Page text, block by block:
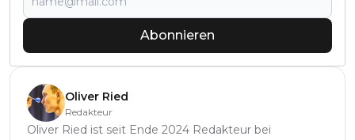
Abonnieren
Oliver Ried
Redakteur
Oliver Ried ist seit Ende 2024 Redakteur bei